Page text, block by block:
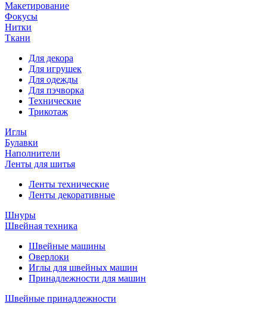
Макетирование
Фокусы
Нитки
Ткани
Для декора
Для игрушек
Для одежды
Для пэчворка
Технические
Трикотаж
Иглы
Булавки
Наполнители
Ленты для шитья
Ленты технические
Ленты декоративные
Шнуры
Швейная техника
Швейные машины
Оверлоки
Иглы для швейных машин
Принадлежности для машин
Швейные принадлежности